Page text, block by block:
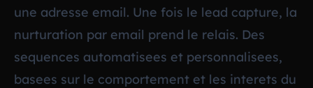
une adresse email. Une fois le lead capture, la
nurturation par email prend le relais. Des
sequences automatisees et personnalisees,
basees sur le comportement et les interets du